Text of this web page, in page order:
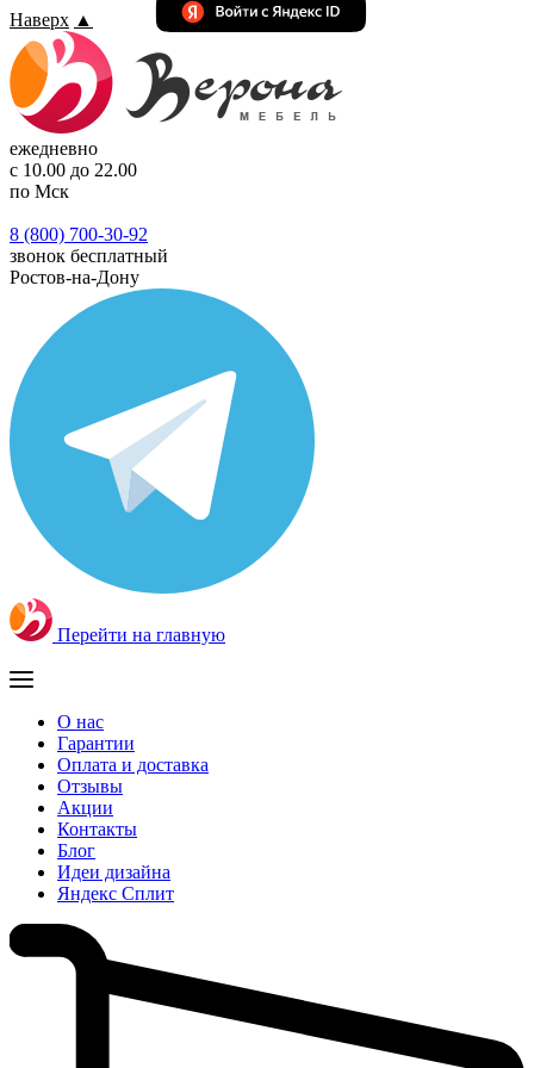
Наверх ▲
ежедневно
с 10.00 до 22.00
по Мск
8 (800) 700-30-92
звонок бесплатный
Ростов-на-Дону
Перейти на главную
О нас
Гарантии
Оплата и доставка
Отзывы
Акции
Контакты
Блог
Идеи дизайна
Яндекс Сплит